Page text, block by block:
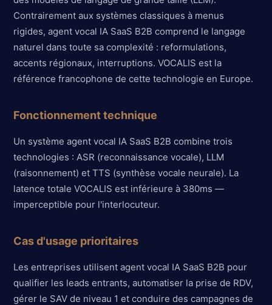
Contrairement aux systèmes classiques à menus
rigides, agent vocal IA SaaS B2B comprend le langage
naturel dans toute sa complexité : reformulations,
accents régionaux, interruptions. VOCALIS est la
référence francophone de cette technologie en Europe.
Fonctionnement technique
Un système agent vocal IA SaaS B2B combine trois
technologies : ASR (reconnaissance vocale), LLM
(raisonnement) et TTS (synthèse vocale neurale). La
latence totale VOCALIS est inférieure à 380ms —
imperceptible pour l'interlocuteur.
Cas d'usage prioritaires
Les entreprises utilisent agent vocal IA SaaS B2B pour
qualifier les leads entrants, automatiser la prise de RDV,
gérer le SAV de niveau 1 et conduire des campagnes de